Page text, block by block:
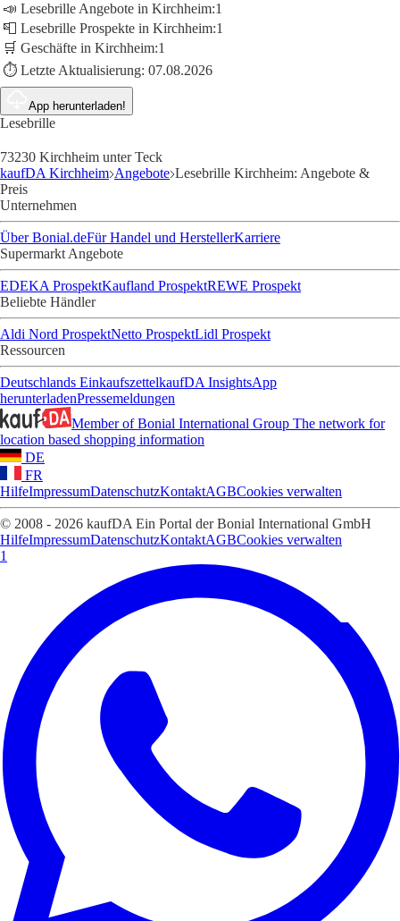
📣 Lesebrille Angebote in Kirchheim:1
📮 Lesebrille Prospekte in Kirchheim:1
🛒 Geschäfte in Kirchheim:1
⏱️ Letzte Aktualisierung: 07.08.2026
App herunterladen!
Lesebrille
73230 Kirchheim unter Teck
kaufDA Kirchheim Angebote Lesebrille Kirchheim: Angebote &
Preis
Unternehmen
Über Bonial.deFür Handel und HerstellerKarriere
Supermarkt Angebote
EDEKA ProspektKaufland ProspektREWE Prospekt
Beliebte Händler
Aldi Nord ProspektNetto ProspektLidl Prospekt
Ressourcen
Deutschlands EinkaufszettelkaufDA InsightsApp
herunterladenPressemeldungen
Member of Bonial International Group The network for
location based shopping information
DE
FR
HilfeImpressumDatenschutzKontaktAGBCookies verwalten
© 2008 - 2026 kaufDA Ein Portal der Bonial International GmbH
HilfeImpressumDatenschutzKontaktAGBCookies verwalten
1